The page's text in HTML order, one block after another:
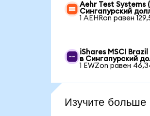
Aehr Test Systems
Сингапурский
1 AEHRon равен
iShares MSCI
в Сингапурский
1 EWZon равен
Изучите больше